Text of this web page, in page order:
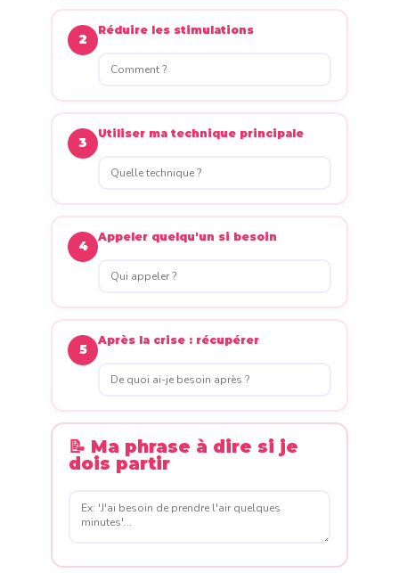
2
Réduire les stimulations
3
Utiliser ma technique principale
4
Appeler quelqu'un si besoin
5
Après la crise : récupérer
📝 Ma phrase à dire si je
dois partir